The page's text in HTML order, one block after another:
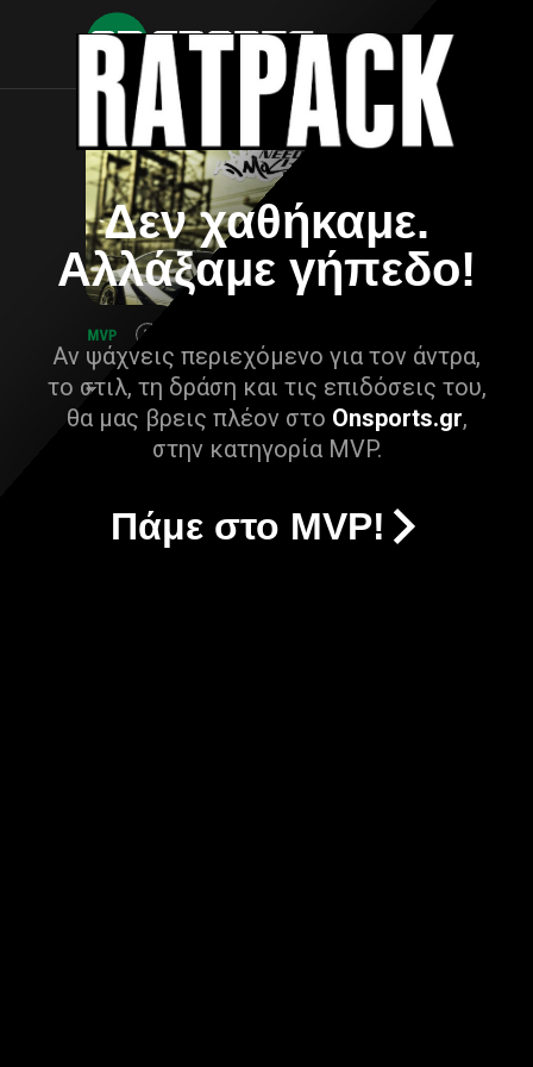
Δεν χαθήκαμε.
Αλλάξαμε γήπεδο!
Αν ψάχνεις περιεχόμενο για τον άντρα,
το στιλ, τη δράση και τις επιδόσεις του,
θα μας βρεις πλέον στο Onsports.gr,
στην κατηγορία MVP.
Πάμε στο MVP!